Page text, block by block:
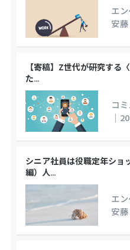
エ
安
【寄稿】Z世代が研究する
た…
コ
｜
シニア社員は役職定年ショ
編）人…
エ
安